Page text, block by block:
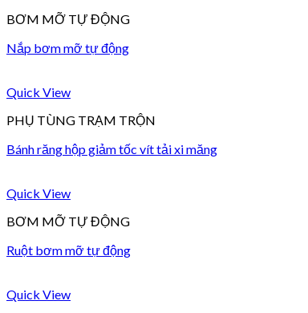
BƠM MỠ TỰ ĐỘNG
Nắp bơm mỡ tự động
Quick View
PHỤ TÙNG TRẠM TRỘN
Bánh răng hộp giảm tốc vít tải xi măng
Quick View
BƠM MỠ TỰ ĐỘNG
Ruột bơm mỡ tự động
Quick View